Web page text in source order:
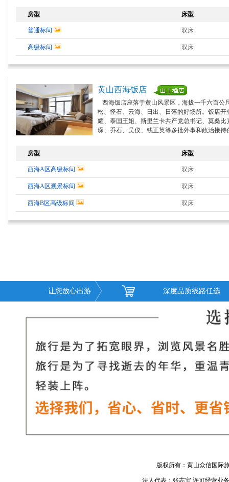
谷、飞来石、 光明顶等景区的捷径之 地，毗
疑遇东瀛巨龙，道尽排云之气势。”美誉。
房型 床型
普通标间 双床
高级标间 双床
黄山西海饭店
西海饭店座落于黄山风景区，海拔一千六百公
松、怪石、云海、日出、日落的好场所。饭店
耀、泰国王姐、斯里兰卡共产党总书记、莫桑
琛、乔石、吴仪、钱正英等多批外事和政治接待
房型 床型
西海A区高级标间 双床
西海A区观景标间 双床
西海B区高级标间 双床
让您放心出游 深度品质线路任选
版权所有：黄山众信国际
法人代表：张志宝 许可经营业